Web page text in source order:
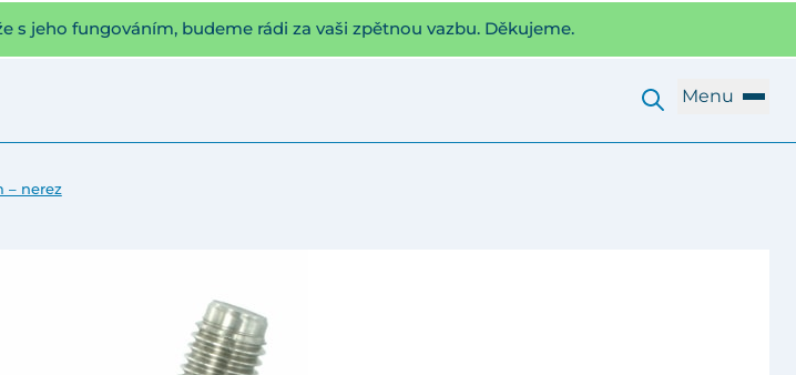
jeho fungováním, budeme rádi za vaši zpětnou vazbu. Děkujeme.
Menu
– nerez